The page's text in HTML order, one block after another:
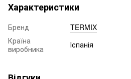
Характеристики
Бренд
TERMIX
Країна
виробника
Іспанія